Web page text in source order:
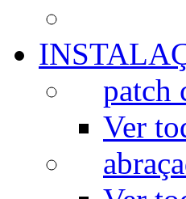
patch
Ver